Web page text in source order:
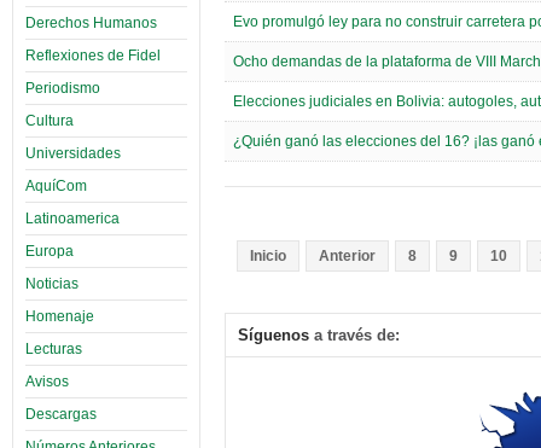
Derechos Humanos
Reflexiones de Fidel
Periodismo
Cultura
Universidades
AquíCom
Latinoamerica
Europa
Noticias
Homenaje
Lecturas
Avisos
Descargas
Evo promulgó ley para no construir carretera
Ocho demandas de la plataforma de VIII
Elecciones judiciales en Bolivia: autogoles,
¿Quién ganó las elecciones del 16? ¡las ganó
Inicio Anterior 8 9 10
Síguenos a través de: